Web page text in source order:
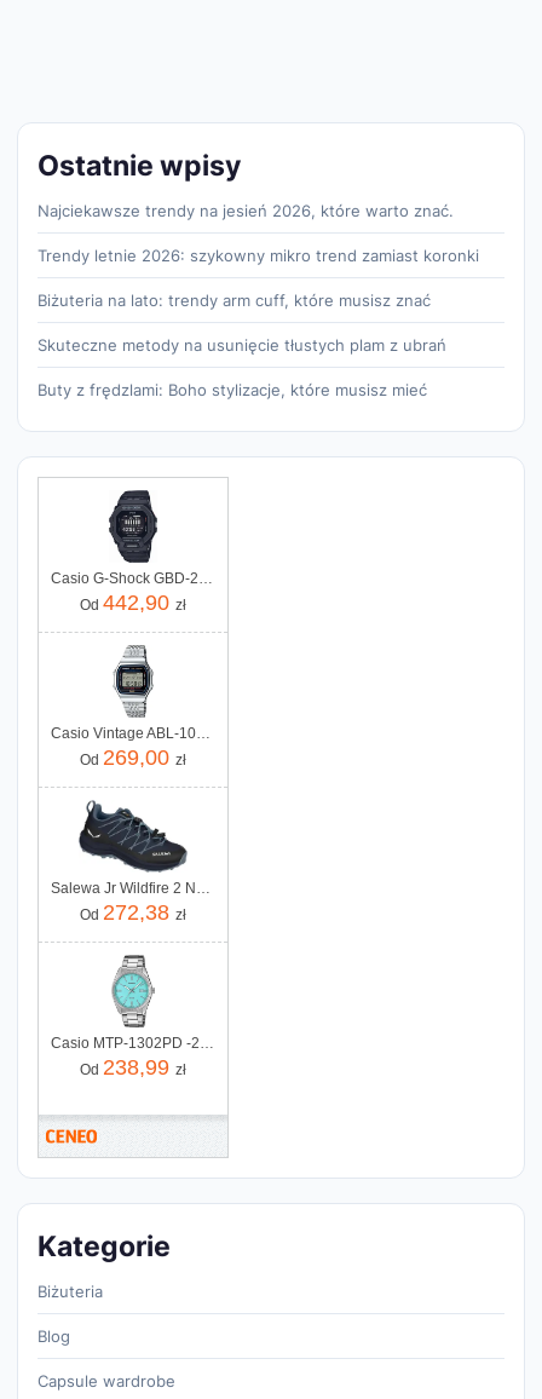
Ostatnie wpisy
Najciekawsze trendy na jesień 2026, które warto znać.
Trendy letnie 2026: szykowny mikro trend zamiast koronki
Biżuteria na lato: trendy arm cuff, które musisz znać
Skuteczne metody na usunięcie tłustych plam z ubrań
Buty z frędzlami: Boho stylizacje, które musisz mieć
Casio G-Shock GBD-200 -1ER
Od 442,90 zł
Casio Vintage ABL-100WE-1AEF
Od 269,00 zł
Salewa Jr Wildfire 2 Navy Blazer Java Blue
Od 272,38 zł
Casio MTP-1302PD -2A2VEF
Od 238,99 zł
Kategorie
Biżuteria
Blog
Capsule wardrobe